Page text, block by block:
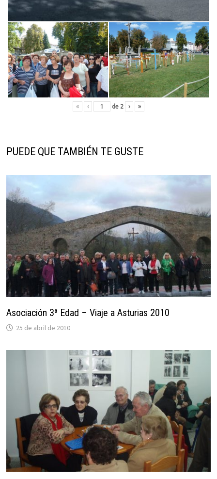
« ‹ de 2 › »
PUEDE QUE TAMBIÉN TE GUSTE
Asociación 3ª Edad – Viaje a Asturias 2010
25 de abril de 2010